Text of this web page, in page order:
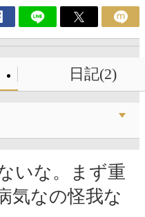
日記(2)
いな。まず重
気なの怪我な